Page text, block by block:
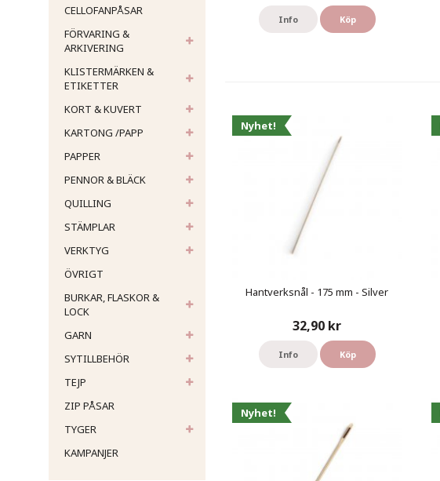
CELLOFANPÅSAR
FÖRVARING &
ARKIVERING
KLISTERMÄRKEN &
ETIKETTER
KORT & KUVERT
KARTONG /PAPP
PAPPER
PENNOR & BLÄCK
QUILLING
STÄMPLAR
VERKTYG
ÖVRIGT
BURKAR, FLASKOR &
LOCK
GARN
SYTILLBEHÖR
TEJP
ZIP PÅSAR
TYGER
KAMPANJER
Info Köp
Nyhet!
Hantverksnål - 175 mm - Silver
32,90 kr
Info Köp
Nyhet!